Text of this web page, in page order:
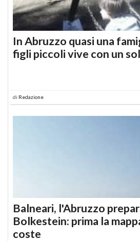
In Abruzzo quasi una
figli piccoli vive con un
di Redazione
Balneari, l'Abruzzo
Bolkestein: prima la
coste